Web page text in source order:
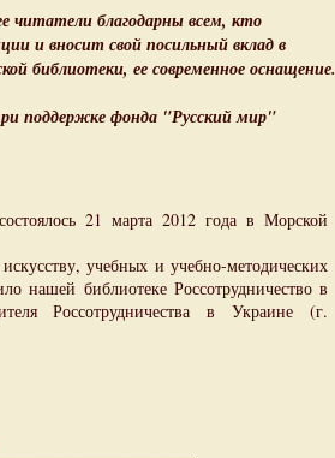
читатели благодарны всем, кто
и вносит свой посильный вклад в
библиотеки, ее современное оснащение.
поддержке фонда "Русский мир"
21 марта 2012 года в Морской
учебных и учебно-методических
библиотеке Россотрудничество в
Россотрудничества в Украине (г.